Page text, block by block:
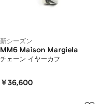
新シーズン
MM6 Maison Margiela
チェーン イヤーカフ
￥36,600